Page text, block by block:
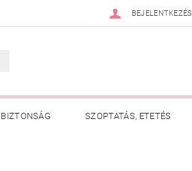
BEJELENTKEZÉS
BIZTONSÁG SZOPTATÁS, ETETÉS
TÁJÉKOZTATÓ